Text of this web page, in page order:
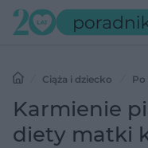
Ciąża i dziecko Po
diety matki karmiacej
Karmienie
diety matki